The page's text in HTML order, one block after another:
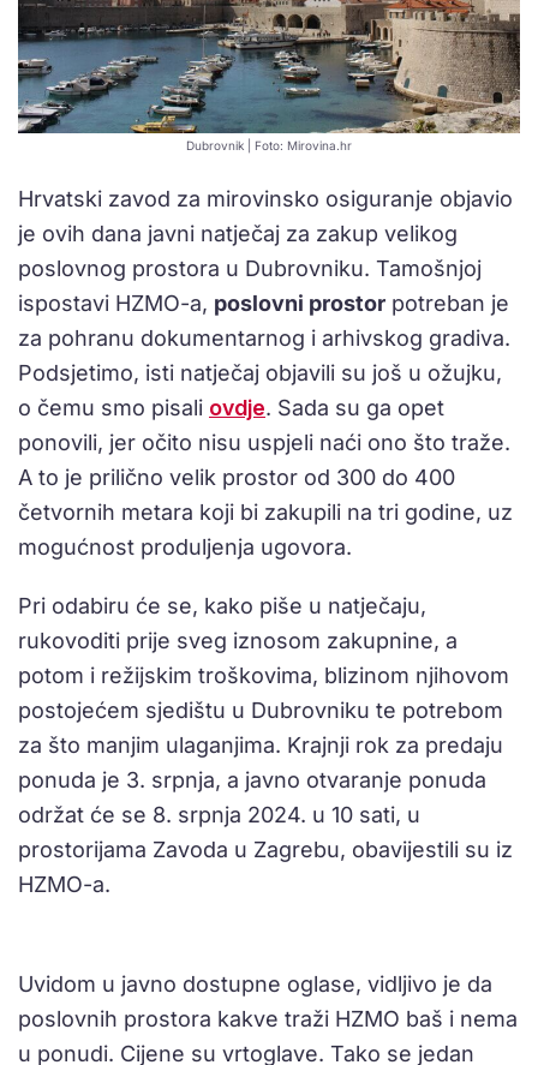
Dubrovnik | Foto: Mirovina.hr
Hrvatski zavod za mirovinsko osiguranje objavio
je ovih dana javni natječaj za zakup velikog
poslovnog prostora u Dubrovniku. Tamošnjoj
ispostavi HZMO-a, poslovni prostor potreban je
za pohranu dokumentarnog i arhivskog gradiva.
Podsjetimo, isti natječaj objavili su još u ožujku,
o čemu smo pisali ovdje. Sada su ga opet
ponovili, jer očito nisu uspjeli naći ono što traže.
A to je prilično velik prostor od 300 do 400
četvornih metara koji bi zakupili na tri godine, uz
mogućnost produljenja ugovora.
Pri odabiru će se, kako piše u natječaju,
rukovoditi prije sveg iznosom zakupnine, a
potom i režijskim troškovima, blizinom njihovom
postojećem sjedištu u Dubrovniku te potrebom
za što manjim ulaganjima. Krajnji rok za predaju
ponuda je 3. srpnja, a javno otvaranje ponuda
održat će se 8. srpnja 2024. u 10 sati, u
prostorijama Zavoda u Zagrebu, obavijestili su iz
HZMO-a.
Uvidom u javno dostupne oglase, vidljivo je da
poslovnih prostora kakve traži HZMO baš i nema
u ponudi. Cijene su vrtoglave. Tako se jedan